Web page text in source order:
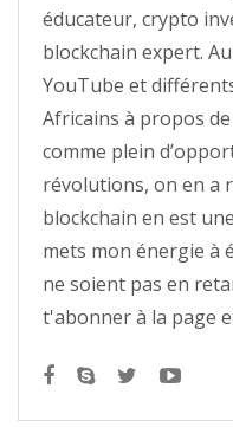
éducateur, crypto
blockchain expert.
YouTube et
Africains à propos
comme plein
révolutions, on en a
blockchain en est
mets mon énergie à
ne soient pas en
t'abonner à la page